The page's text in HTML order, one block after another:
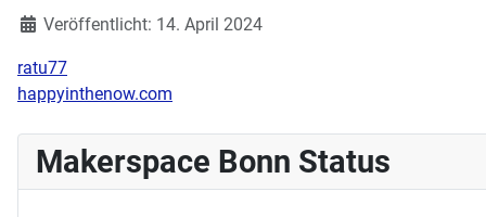
Veröffentlicht: 14. April 2024
ratu77
happyinthenow.com
Makerspace Bonn Status